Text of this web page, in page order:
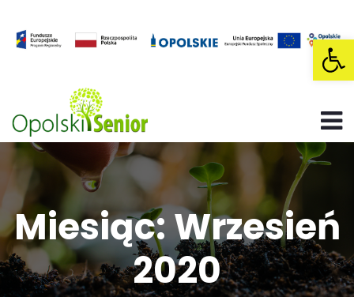
Miesiąc: Wrzesień
2020